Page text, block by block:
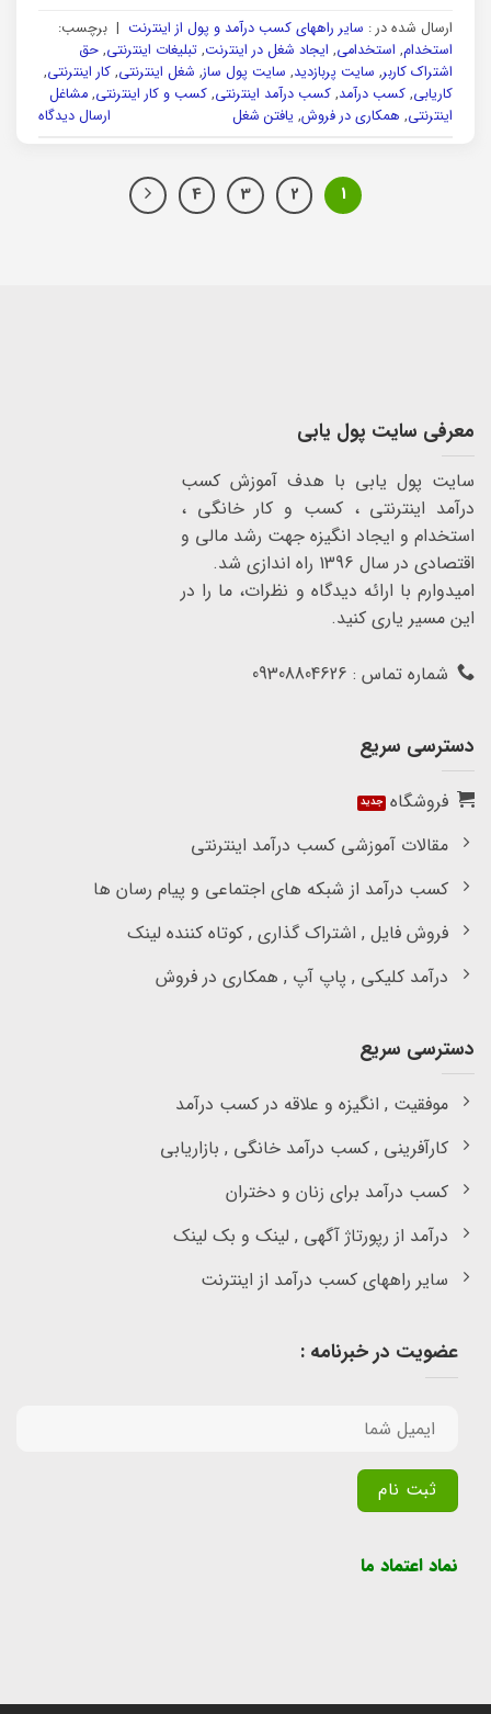
ارسال شده در : سایر راههای کسب درآمد و پول از اینترنت | برچسب:
استخدام, استخدامی, ایجاد شغل در اینترنت, تبلیغات اینترنتی, حق
اشتراک کاربر, سایت پربازدید, سایت پول ساز, شغل اینترنتی, کار اینترنتی,
کاریابی, کسب درآمد, کسب درآمد اینترنتی, کسب و کار اینترنتی, مشاغل
اینترنتی, همکاری در فروش, یافتن شغل ارسال دیدگاه
1
2
3
4
معرفی سایت پول یابی
سایت پول یابی با هدف آموزش کسب
درآمد اینترنتی ، کسب و کار خانگی ،
استخدام و ایجاد انگیزه جهت رشد مالی و
اقتصادی در سال 1396 راه اندازی شد.
امیدوارم با ارائه دیدگاه و نظرات، ما را در
این مسیر یاری کنید.
شماره تماس : 09308804626
دسترسی سریع
فروشگاه
مقالات آموزشی کسب درآمد اینترنتی
کسب درآمد از شبکه های اجتماعی و پیام رسان ها
فروش فایل , اشتراک گذاری , کوتاه کننده لینک
درآمد کلیکی , پاپ آپ , همکاری در فروش
دسترسی سریع
موفقیت , انگیزه و علاقه در کسب درآمد
کارآفرینی , کسب درآمد خانگی , بازاریابی
کسب درآمد برای زنان و دختران
درآمد از رپورتاژ آگهی , لینک و بک لینک
سایر راههای کسب درآمد از اینترنت
عضویت در خبرنامه :
نماد اعتماد ما